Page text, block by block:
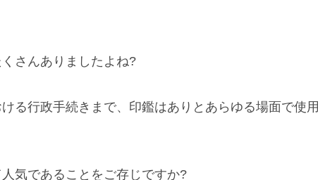
さんありましたよね?
る行政手続きまで、印鑑はありとあらゆる場面で使用
気であることをご存じですか?